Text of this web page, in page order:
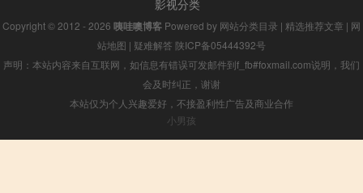
影视分类
Copyright © 2012 - 2026 咦哇噢博客 Powered by 网站分类目录 | 精选推荐文章 | 网
站地图 | 疑难解答 陕ICP备05444392号
声明：本站内容来自互联网，如信息有错误可发邮件到f_fb#foxmail.com说明，我们
会及时纠正，谢谢
本站仅为个人兴趣爱好，不接盈利性广告及商业合作
小男孩